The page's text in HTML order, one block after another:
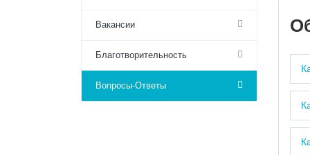
Вакансии
Благотворительность
Вопросы-Ответы